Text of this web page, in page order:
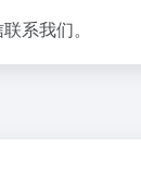
系我们。